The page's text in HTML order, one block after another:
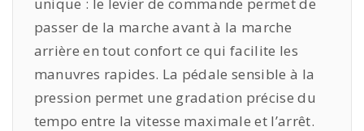
passer de la marche avant à la marche
arrière en tout confort ce qui facilite les
manuvres rapides. La pédale sensible à la
pression permet une gradation précise du
tempo entre la vitesse maximale et l’arrêt.